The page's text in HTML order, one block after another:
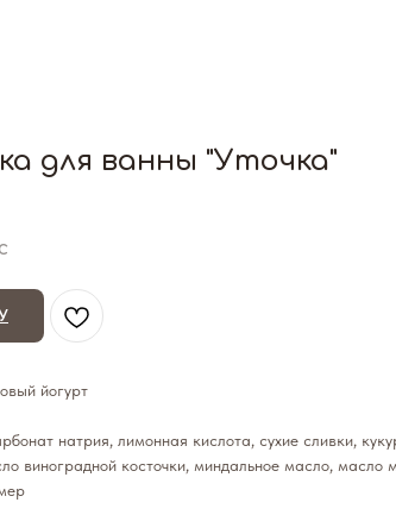
для ванны "Уточка"
йогурт
натрия, лимонная кислота, сухие сливки,
виноградной косточки, миндальное масло,